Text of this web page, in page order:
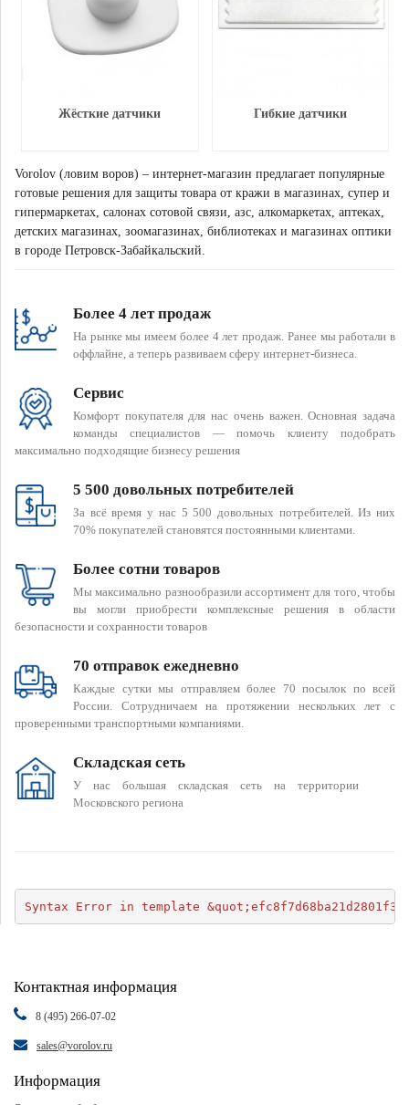
Жёсткие датчики Гибкие датчики
Vorolov (ловим воров) – интернет-магазин предлагает популярные
готовые решения для защиты товара от кражи в магазинах, супер и
гипермаркетах, салонах сотовой связи, азс, алкомаркетах, аптеках,
детских магазинах, зоомагазинах, библиотеках и магазинах оптики
в городе Петровск-Забайкальский.
Более 4 лет продаж
На рынке мы имеем более 4 лет продаж. Ранее мы работали в
оффлайне, а теперь развиваем сферу интернет-бизнеса.
Сервис
Комфорт покупателя для нас очень важен. Основная задача
команды специалистов — помочь клиенту подобрать
максимально подходящие бизнесу решения
5 500 довольных потребителей
За всё время у нас 5 500 довольных потребителей. Из них
70% покупателей становятся постоянными клиентами.
Более сотни товаров
Мы максимально разнообразили ассортимент для того, чтобы
вы могли приобрести комплексные решения в области
безопасности и сохранности товаров
70 отправок ежедневно
Каждые сутки мы отправляем более 70 посылок по всей
России. Сотрудничаем на протяжении нескольких лет с
проверенными транспортными компаниями.
Складская сеть
У нас большая складская сеть на территории
Московского региона
Syntax Error in template
Контактная информация
8 (495) 266-07-02
sales@vorolov.ru
Информация